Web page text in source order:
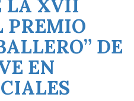
LA XVII
PREMIO
DE
EN